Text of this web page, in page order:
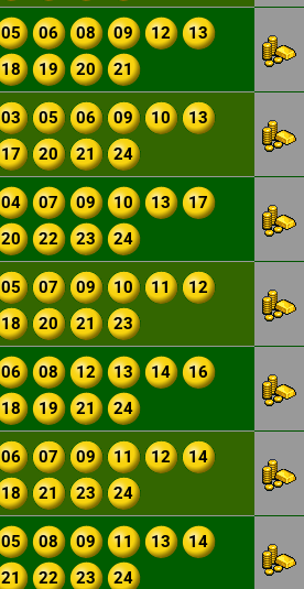
05 06 08 09 12
13
18 19 20 21
03 05 06 09 10
13
17 20 21 24
04 07 09 10 13
17
20 22 23 24
05 07 09 10 11
12
18 20 21 23
06 08 12 13 14
16
18 19 21 24
06 07 09 11 12
14
18 21 23 24
05 08 09 11 13
14
21 22 23 24